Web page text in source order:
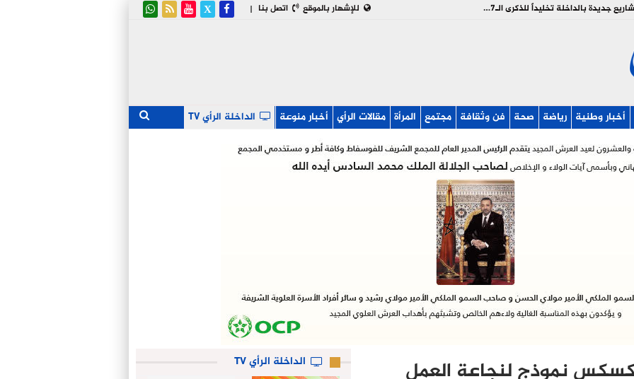
| اتصل بنا للإشهار بالموقع بالفيديو : تدشين وإطلاق مشاريع جديدة بالداخلة تخليداً للذكرى الـ27 لعيد العرش
أخبار وطنية رياضة صحة فن وثقافة مجتمع المرأة مقالات الرأي أخبار منوعة الداخلة الرأي TV
نموذج لنجاعة العمل الداخلة الرأي TV